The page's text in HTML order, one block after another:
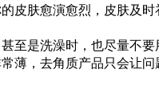
皮肤愈演愈烈，皮肤及时
至是洗澡时，也尽量不要
薄，去角质产品只会让